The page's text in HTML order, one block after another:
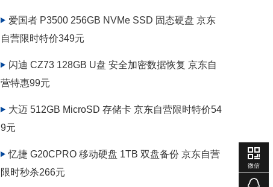
爱国者 P3500 256GB NVMe SSD 固态硬盘 京东
自营限时特价349元
闪迪 CZ73 128GB U盘 安全加密数据恢复 京东自
营特惠99元
大迈 512GB MicroSD 存储卡 京东自营限时特价54
9元
忆捷 G20CPRO 移动硬盘 1TB 双盘备份 京东自营
限时秒杀266元
微信